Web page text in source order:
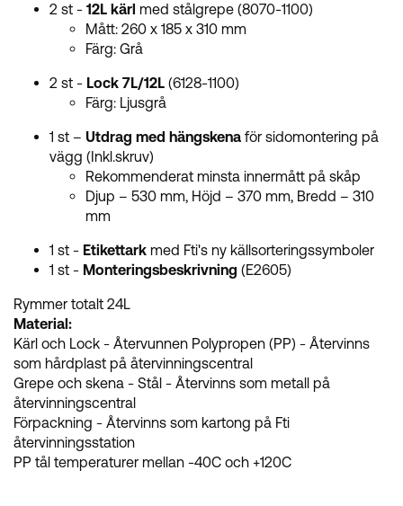
2 st - 12L kärl med stålgrepe (8070-1100)
Mått: 260 x 185 x 310 mm
Färg: Grå
2 st - Lock 7L/12L (6128-1100)
Färg: Ljusgrå
1 st – Utdrag med hängskena för sidomontering på
vägg (Inkl.skruv)
Rekommenderat minsta innermått på skåp
Djup – 530 mm, Höjd – 370 mm, Bredd – 310
mm
1 st - Etikettark med Fti's ny källsorteringssymboler
1 st - Monteringsbeskrivning (E2605)
Rymmer totalt 24L
Material:
Kärl och Lock - Återvunnen Polypropen (PP) - Återvinns
som hårdplast på återvinningscentral
Grepe och skena - Stål - Återvinns som metall på
återvinningscentral
Förpackning - Återvinns som kartong på Fti
återvinningsstation
PP tål temperaturer mellan -40C och +120C